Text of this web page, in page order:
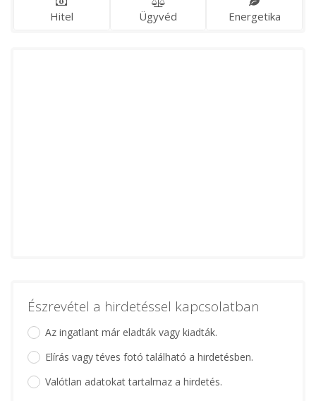
Hitel Ügyvéd Energetika
Észrevétel a hirdetéssel kapcsolatban
Az ingatlant már eladták vagy kiadták.
Elírás vagy téves fotó található a hirdetésben.
Valótlan adatokat tartalmaz a hirdetés.